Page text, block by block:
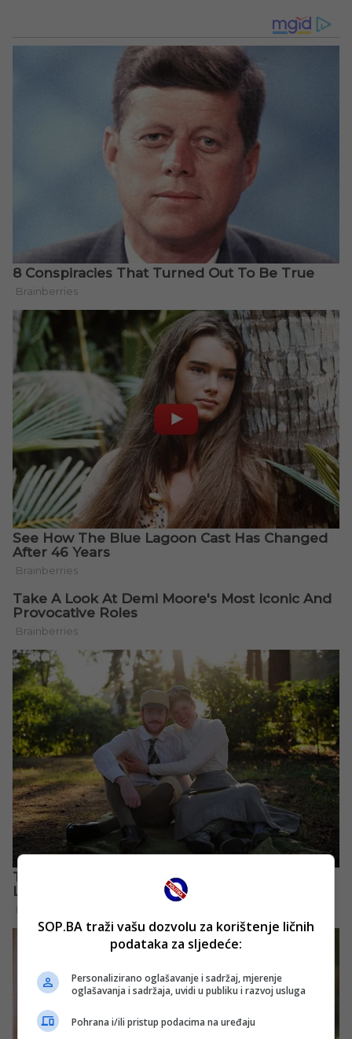
SOP.BA traži vašu dozvolu za korištenje ličnih
podataka za sljedeće:
Personalizirano oglašavanje i sadržaj, mjerenje
oglašavanja i sadržaja, uvidi u publiku i razvoj usluga
Pohrana i/ili pristup podacima na uređaju